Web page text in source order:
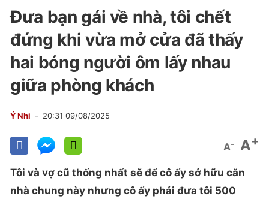
Đưa bạn gái về nhà, tôi chết
đứng khi vừa mở cửa đã thấy
hai bóng người ôm lấy nhau
giữa phòng khách
Ý Nhi 20:31 09/08/2025
A- A+
Tôi và vợ cũ thống nhất sẽ để cô ấy sở hữu căn
nhà chung này nhưng cô ấy phải đưa tôi 500